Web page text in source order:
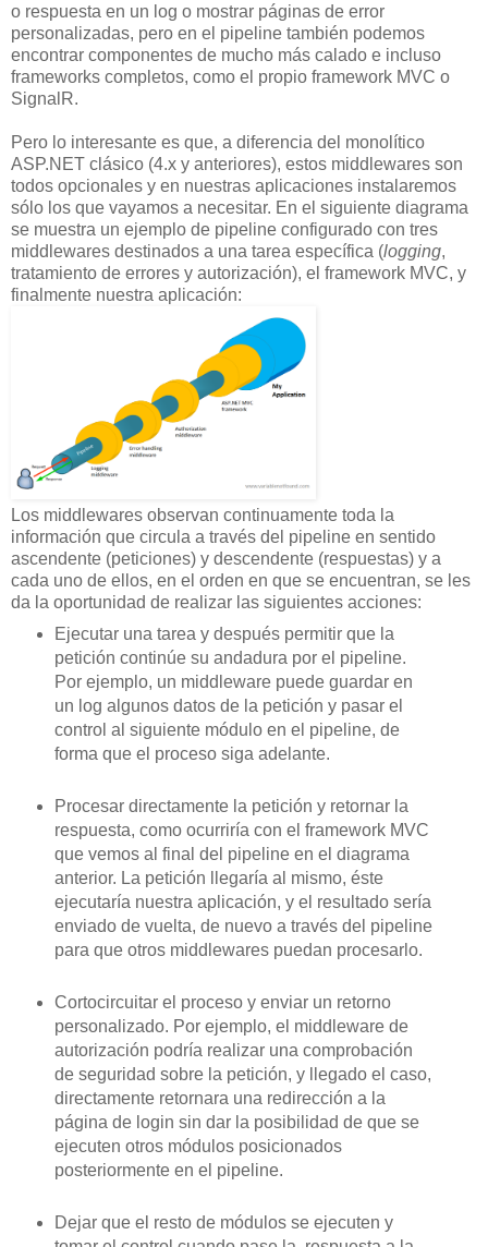
o respuesta en un log o mostrar páginas de error
personalizadas, pero en el pipeline también podemos
encontrar componentes de mucho más calado e incluso
frameworks completos, como el propio framework MVC o
SignalR.
Pero lo interesante es que, a diferencia del monolítico
ASP.NET clásico (4.x y anteriores), estos middlewares son
todos opcionales y en nuestras aplicaciones instalaremos
sólo los que vayamos a necesitar. En el siguiente diagrama
se muestra un ejemplo de pipeline configurado con tres
middlewares destinados a una tarea específica (logging,
tratamiento de errores y autorización), el framework MVC, y
finalmente nuestra aplicación:
Los middlewares observan continuamente toda la
información que circula a través del pipeline en sentido
ascendente (peticiones) y descendente (respuestas) y a
cada uno de ellos, en el orden en que se encuentran, se les
da la oportunidad de realizar las siguientes acciones:
Ejecutar una tarea y después permitir que la
petición continúe su andadura por el pipeline.
Por ejemplo, un middleware puede guardar en
un log algunos datos de la petición y pasar el
control al siguiente módulo en el pipeline, de
forma que el proceso siga adelante.
Procesar directamente la petición y retornar la
respuesta, como ocurriría con el framework MVC
que vemos al final del pipeline en el diagrama
anterior. La petición llegaría al mismo, éste
ejecutaría nuestra aplicación, y el resultado sería
enviado de vuelta, de nuevo a través del pipeline
para que otros middlewares puedan procesarlo.
Cortocircuitar el proceso y enviar un retorno
personalizado. Por ejemplo, el middleware de
autorización podría realizar una comprobación
de seguridad sobre la petición, y llegado el caso,
directamente retornara una redirección a la
página de login sin dar la posibilidad de que se
ejecuten otros módulos posicionados
posteriormente en el pipeline.
Dejar que el resto de módulos se ejecuten y